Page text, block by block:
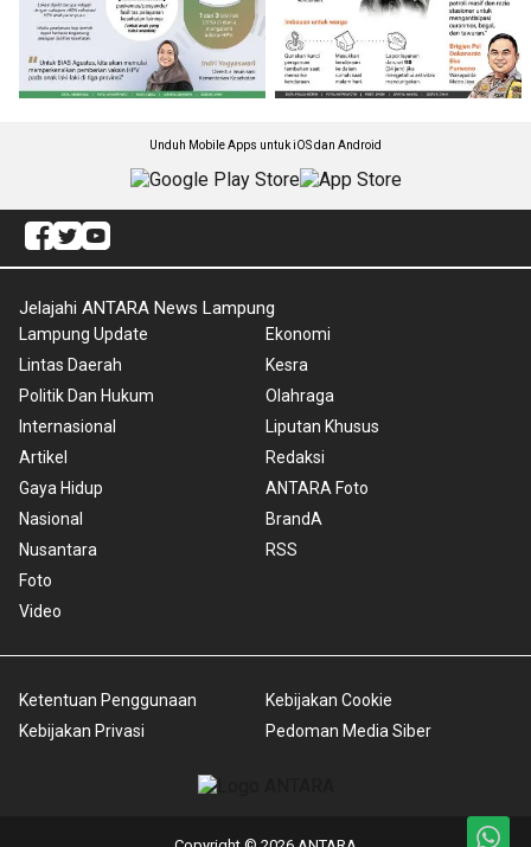
Unduh Mobile Apps untuk iOS dan Android
Jelajahi ANTARA News Lampung
Lampung Update
Lintas Daerah
Politik Dan Hukum
Internasional
Artikel
Gaya Hidup
Nasional
Nusantara
Foto
Video
Ekonomi
Kesra
Olahraga
Liputan Khusus
Redaksi
ANTARA Foto
BrandA
RSS
Ketentuan Penggunaan
Kebijakan Privasi
Kebijakan Cookie
Pedoman Media Siber